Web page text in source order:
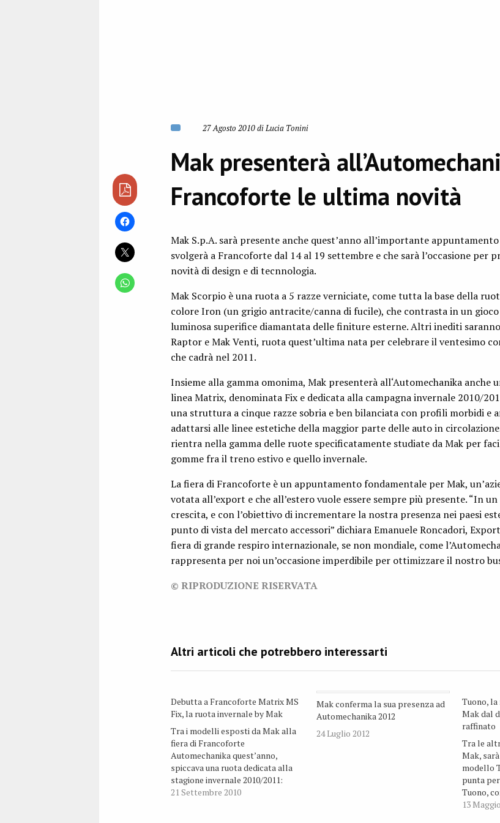
27 Agosto 2010 di Lucia Tonini
Mak presenterà
Francoforte le ultima novità
Mak S.p.A. sarà presente anche quest’anno all’importante
svolgerà a Francoforte dal 14 al 19 settembre e che sarà l’occasione per
novità di design e di tecnnologia.
Mak Scorpio è una ruota a 5 razze verniciate, come tutta la base della
colore Iron (un grigio antracite/canna di fucile), che contrasta in un
luminosa superifice diamantata delle finiture esterne. Altri inediti
Raptor e Mak Venti, ruota quest’ultima nata per celebrare il ventesimo
che cadrà nel 2011.
Insieme alla gamma omonima, Mak presenterà all‘Automechanika anche
linea Matrix, denominata Fix e dedicata alla campagna invernale 2010/
una struttura a cinque razze sobria e ben bilanciata con profili morbidi e
adattarsi alle linee estetiche della maggior parte delle auto in
rientra nella gamma delle ruote specificatamente studiate da Mak per
gomme fra il treno estivo e quello invernale.
La fiera di Francoforte è un appuntamento fondamentale per Mak,
votata all’export e che all’estero vuole essere sempre più presente. “In
crescita, e con l’obiettivo di incrementare la nostra presenza nei paesi
punto di vista del mercato accessori” dichiara Emanuele Roncadori,
fiera di grande respiro internazionale, se non mondiale, come
rappresenta per noi un’occasione imperdibile per ottimizzare il nostro
© RIPRODUZIONE RISERVATA
Debutta a Francoforte Matrix MS
Fix, la ruota invernale by Mak
Tra i modelli esposti da Mak alla
fiera di Francoforte
Automechanika quest’anno,
spiccava una ruota dedicata alla
stagione invernale 2010/2011:
Matrix MS Fix. Mak ormai da alcuni
21 Settembre 2010
Mak conferma la sua presenza ad
Automechanika 2012
24 Luglio 2012
Tuono,
Mak dal
raffinato
Tra le
Mak,
modello
punta
Tuono,
principali
13